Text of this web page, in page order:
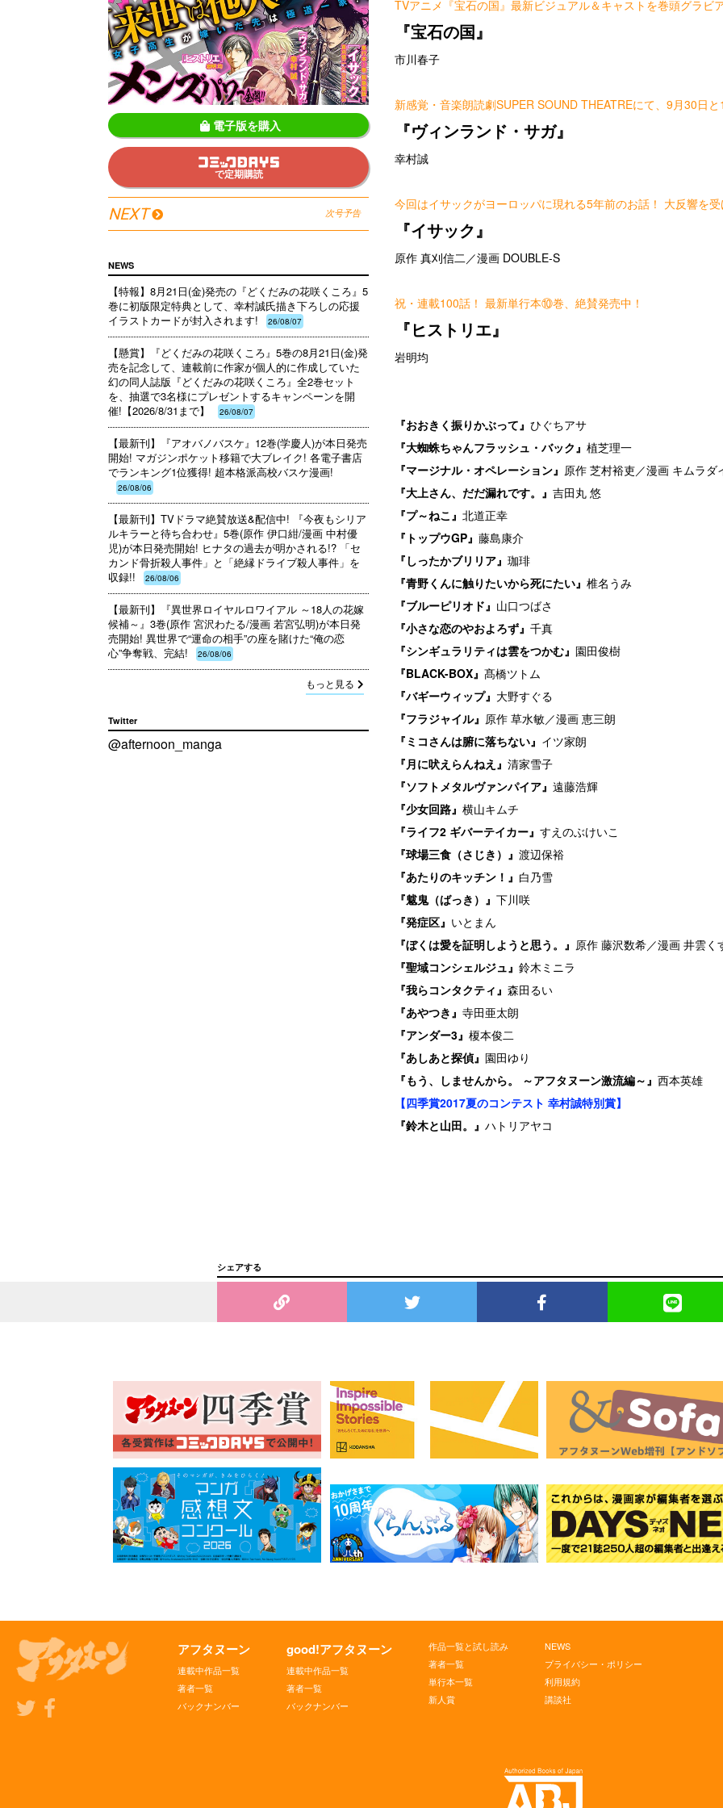
電子版を購入
で定期購読
NEXT 次号予告
NEWS
【特報】8月21日(金)発売の『どくだみの花咲くころ』5
巻に初版限定特典として、幸村誠氏描き下ろしの応援
イラストカードが封入されます!
26/08/07
【懸賞】『どくだみの花咲くころ』5巻の8月21日(金)発
売を記念して、連載前に作家が個人的に作成していた
幻の同人誌版『どくだみの花咲くころ』全2巻セット
を、抽選で3名様にプレゼントするキャンペーンを開
催!【2026/8/31まで】
26/08/07
【最新刊】『アオバノバスケ』12巻(学慶人)が本日発売
開始! マガジンポケット移籍で大ブレイク! 各電子書店
でランキング1位獲得! 超本格派高校バスケ漫画!
26/08/06
【最新刊】TVドラマ絶賛放送&配信中! 『今夜もシリア
ルキラーと待ち合わせ』5巻(原作 伊口紺/漫画 中村優
児)が本日発売開始! ヒナタの過去が明かされる!? 「セ
カンド骨折殺人事件」と「絶縁ドライブ殺人事件」を
収録!!
26/08/06
【最新刊】『異世界ロイヤルロワイアル ～18人の花嫁
候補～』3巻(原作 宮沢わたる/漫画 若宮弘明)が本日発
売開始! 異世界で“運命の相手”の座を賭けた“俺の恋
心”争奪戦、完結!
26/08/06
もっと見る
Twitter
@afternoon_manga
TVアニメ『宝石の国』最新ビジュアル＆キャストを巻頭グラビ
『宝石の国』
市川春子
新感覚・音楽朗読劇SUPER SOUND THEATREにて、9月30日
『ヴィンランド・サガ』
幸村誠
今回はイサックがヨーロッパに現れる5年前のお話！ 大反響を
『イサック』
原作 真刈信二／漫画 DOUBLE-S
祝・連載100話！ 最新単行本⑩巻、絶賛発売中！
『ヒストリエ』
岩明均
『おおきく振りかぶって』ひぐちアサ
『大蜘蛛ちゃんフラッシュ・バック』植芝理一
『マージナル・オペレーション』 原作 芝村裕吏／漫画 キムラダ
『大上さん、だだ漏れです。』吉田丸 悠
『プ～ねこ』北道正幸
『トップウGP』藤島康介
『しったかブリリア』珈琲
『青野くんに触りたいから死にたい』椎名うみ
『ブルーピリオド』 山口つばさ
『小さな恋のやおよろず』千真
『シンギュラリティは雲をつかむ』 園田俊樹
『BLACK-BOX』髙橋ツトム
『バギーウィップ』 大野すぐる
『フラジャイル』 原作 草水敏／漫画 恵三朗
『ミコさんは腑に落ちない』 イツ家朗
『月に吠えらんねえ』清家雪子
『ソフトメタルヴァンパイア』遠藤浩輝
『少女回路』横山キムチ
『ライフ2 ギバーテイカー』すえのぶけいこ
『球場三食（さじき）』渡辺保裕
『あたりのキッチン！』 白乃雪
『魃鬼（ばっき）』下川咲
『発症区』 いとまん
『ぼくは愛を証明しようと思う。』 原作 藤沢数希／漫画 井雲く
『聖域コンシェルジュ』鈴木ミニラ
『我らコンタクティ』森田るい
『あやつき』寺田亜太朗
『アンダー3』榎本俊二
『あしあと探偵』 園田ゆり
『もう、しませんから。 ～アフタヌーン激流編～』西本英雄
【四季賞2017夏のコンテスト 幸村誠特別賞】
『鈴木と山田。』ハトリアヤコ
シェアする
アフタヌーン
連載中作品一覧
著者一覧
バックナンバー
good!アフタヌーン
連載中作品一覧
著者一覧
バックナンバー
作品一覧と試し読み
著者一覧
単行本一覧
新人賞
NEWS
プライバシー・ポリシー
利用規約
講談社